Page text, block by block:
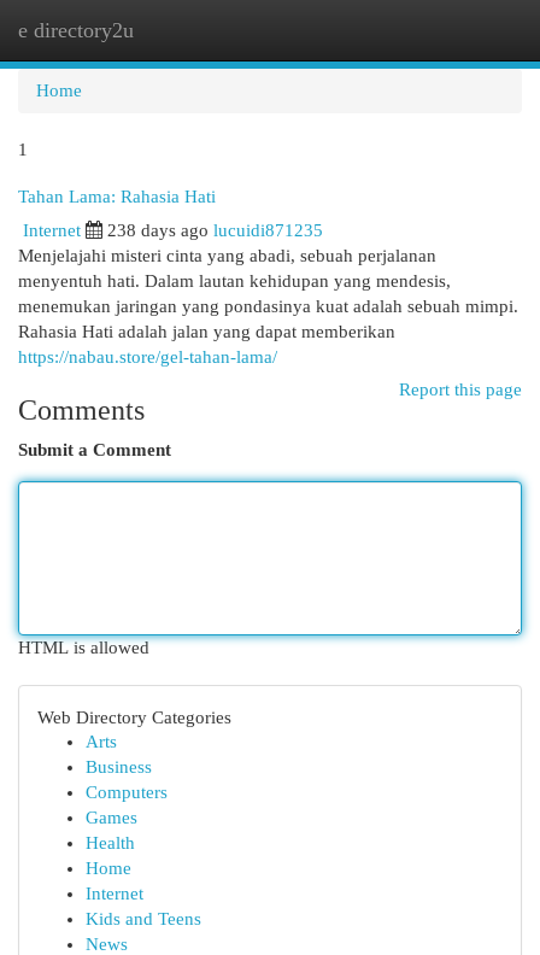
e directory2u
Home
1
Tahan Lama: Rahasia Hati
Internet 238 days ago lucuidi871235
Menjelajahi misteri cinta yang abadi, sebuah perjalanan
menyentuh hati. Dalam lautan kehidupan yang mendesis,
menemukan jaringan yang pondasinya kuat adalah sebuah mimpi.
Rahasia Hati adalah jalan yang dapat memberikan
https://nabau.store/gel-tahan-lama/
Report this page
Comments
Submit a Comment
HTML is allowed
Web Directory Categories
Arts
Business
Computers
Games
Health
Home
Internet
Kids and Teens
News